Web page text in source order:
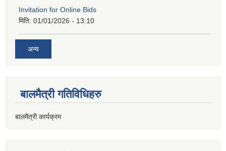
Invitation for Online Bids
मिति: 01/01/2026 - 13:10
अन्य
बालमैत्री गतिविधिहरु
बालमैत्री कार्यक्रम